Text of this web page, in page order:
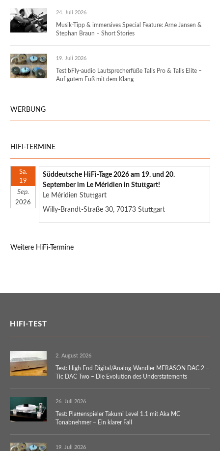
24. Juli 2026
Musik-Tipp & immersives Special Feature: Arne Jansen &
Stephan Braun – Short Stories
19. Juli 2026
Test bFly-audio Lautsprecherfüße Talis Pro & Talis Elite –
Auf gutem Fuß mit dem Klang
WERBUNG
HIFI-TERMINE
Sa.
19
Sep.
2026
Süddeutsche HiFi-Tage 2026 am 19. und 20.
September im Le Méridien in Stuttgart!
Le Méridien Stuttgart
Willy-Brandt-Straße 30, 70173 Stuttgart
Weitere HiFi-Termine
HIFI-TEST
2. August 2026
Test: High End Digital/Analog-Wandler MERASON DAC 2 –
Tic DAC Two – Die Evolution des Understatements
26. Juli 2026
Test: Plattenspieler Takumi Level 1.1 mit Aka MC
Tonabnehmer – Ein klarer Fall
19. Juli 2026